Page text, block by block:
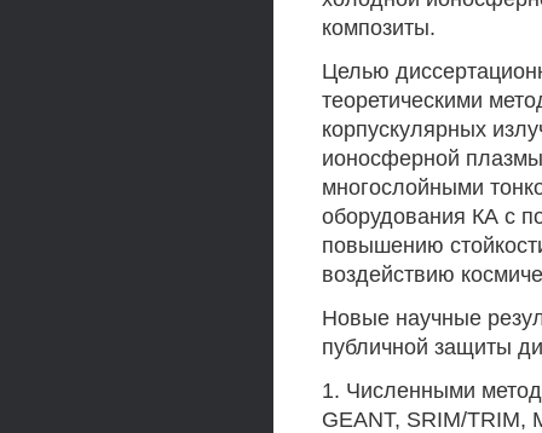
композиты.
Целью
теоретическими
корпускулярных
ионосферной
многослойными
оборудования КА с
повышению
воздействию
Новые научные
публичной защиты
1. Численными
GEANT, SRIM/TRIM,